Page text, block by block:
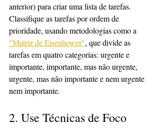
anterior) para criar uma lista de tarefas.
Classifique as tarefas por ordem de
prioridade, usando metodologias como a
"Matriz de Eisenhower", que divide as
tarefas em quatro categorias: urgente e
importante, importante, mas não urgente,
urgente, mas não importante e nem urgente
nem importante.
2. Use Técnicas de Foco